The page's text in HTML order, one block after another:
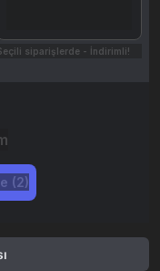
siparişlerde - İndirimli!
(2)